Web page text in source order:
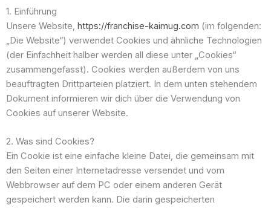
1. Einführung
Unsere Website, https://franchise-kaimug.com (im folgenden:
„Die Website“) verwendet Cookies und ähnliche Technologien
(der Einfachheit halber werden all diese unter „Cookies“
zusammengefasst). Cookies werden außerdem von uns
beauftragten Drittparteien platziert. In dem unten stehendem
Dokument informieren wir dich über die Verwendung von
Cookies auf unserer Website.
2. Was sind Cookies?
Ein Cookie ist eine einfache kleine Datei, die gemeinsam mit
den Seiten einer Internetadresse versendet und vom
Webbrowser auf dem PC oder einem anderen Gerät
gespeichert werden kann. Die darin gespeicherten